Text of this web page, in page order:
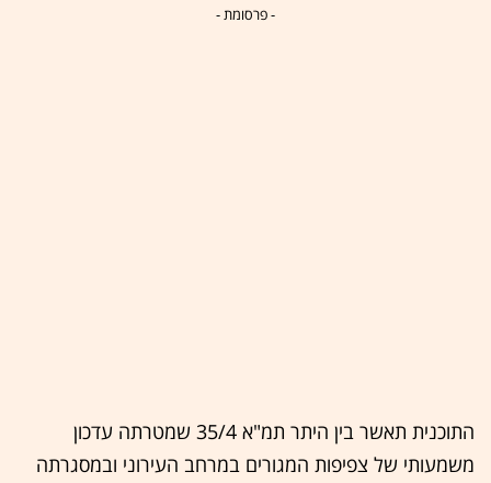
- פרסומת -
התוכנית תאשר בין היתר תמ"א 35/4 שמטרתה עדכון
משמעותי של צפיפות המגורים במרחב העירוני ובמסגרתה